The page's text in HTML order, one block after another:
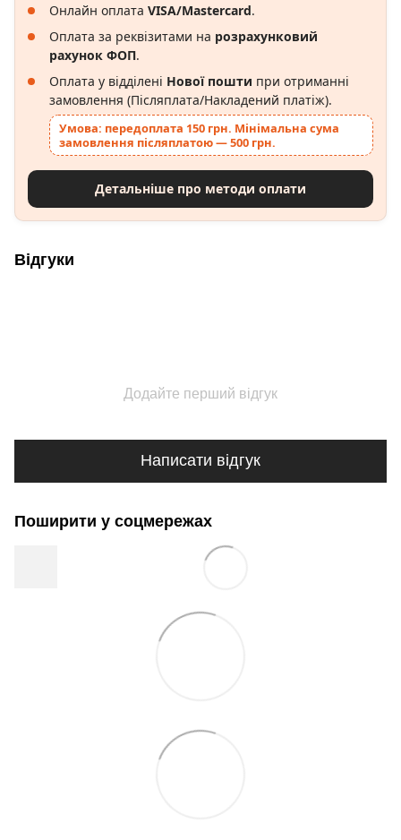
Онлайн оплата VISA/Mastercard.
Оплата за реквізитами на розрахунковий
рахунок ФОП.
Оплата у відділені Нової пошти при отриманні
замовлення (Післяплата/Накладений платіж).
Умова: передоплата 150 грн. Мінімальна сума
замовлення післяплатою — 500 грн.
Детальніше про методи оплати
Відгуки
Додайте перший відгук
Написати відгук
Поширити у соцмережах